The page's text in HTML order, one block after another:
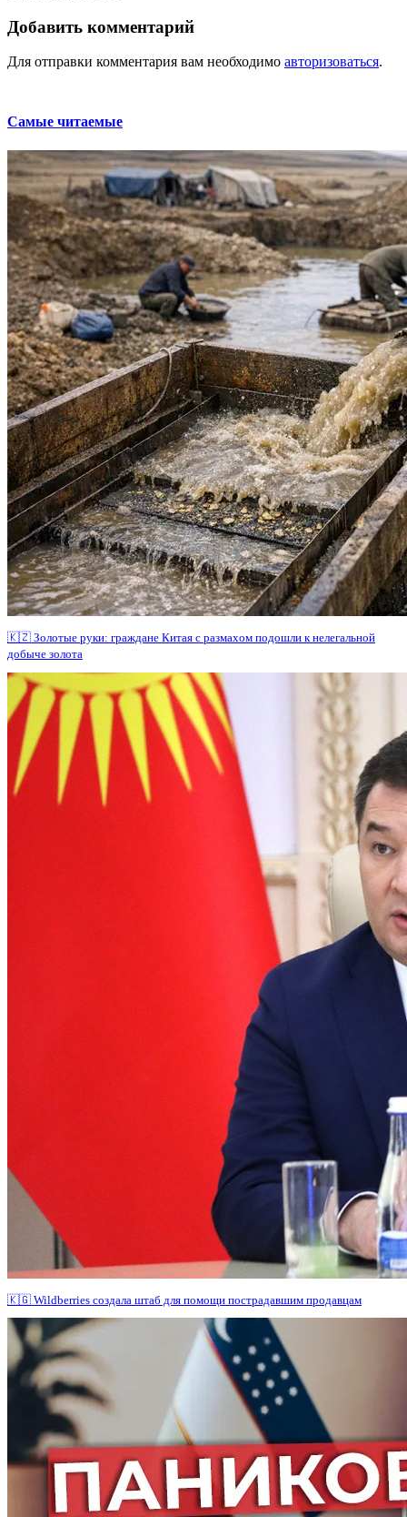
Добавить комментарий
Для отправки комментария вам необходимо авторизоваться.
Самые читаемые
🇰🇿 Золотые руки: граждане Китая с размахом подошли к нелегальной
добыче золота
🇰🇬 Wildberries создала штаб для помощи пострадавшим продавцам